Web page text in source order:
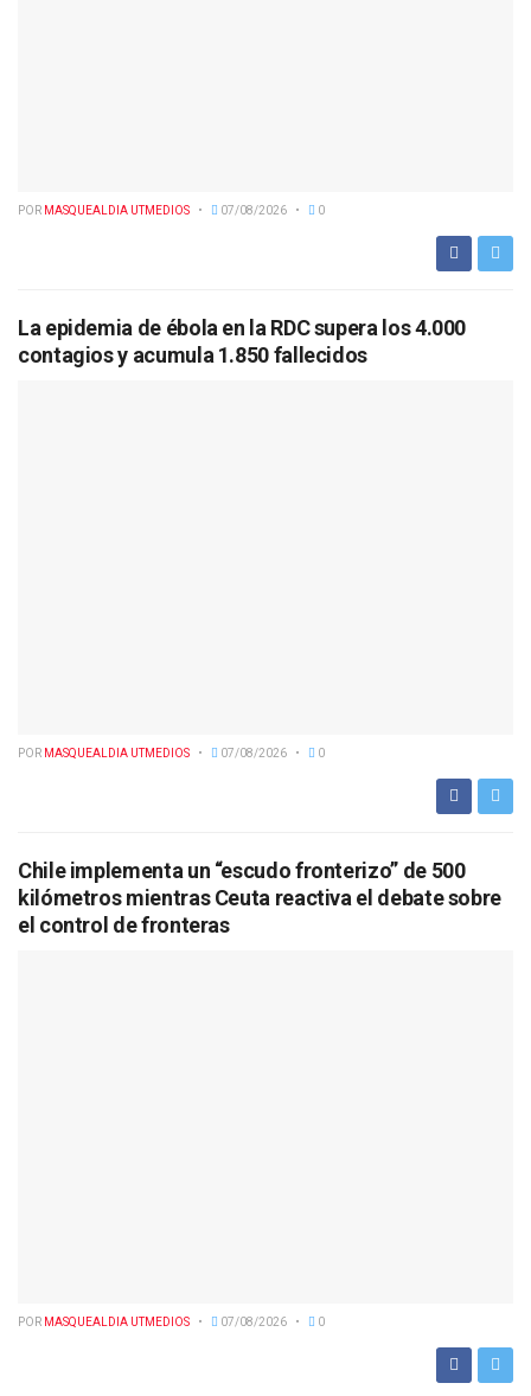
POR MASQUEALDIA UTMEDIOS 07/08/2026 0
La epidemia de ébola en la RDC supera los 4.000
contagios y acumula 1.850 fallecidos
POR MASQUEALDIA UTMEDIOS 07/08/2026 0
Chile implementa un “escudo fronterizo” de 500
kilómetros mientras Ceuta reactiva el debate sobre
el control de fronteras
POR MASQUEALDIA UTMEDIOS 07/08/2026 0